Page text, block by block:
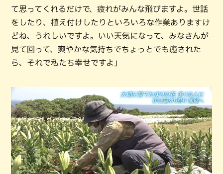
て思ってくれるだけで、疲れがみんな飛びますよ。世話
をしたり、植え付けしたりといろいろな作業ありますけ
どね、うれしいですよ。いい天気になって、みなさんが
見て回って、爽やかな気持ちでちょっとでも癒された
ら、それで私たち幸せですよ」